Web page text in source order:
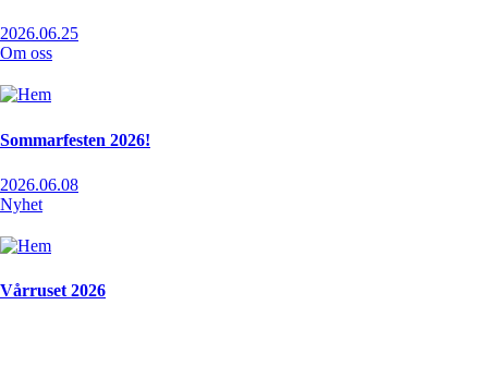
2026.06.25
Om oss
Sommarfesten 2026!
2026.06.08
Nyhet
Vårruset 2026